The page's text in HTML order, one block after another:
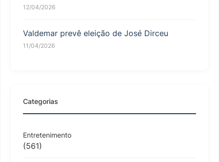
12/04/2026
Valdemar prevê eleição de José Dirceu
11/04/2026
Categorias
Entretenimento
(561)